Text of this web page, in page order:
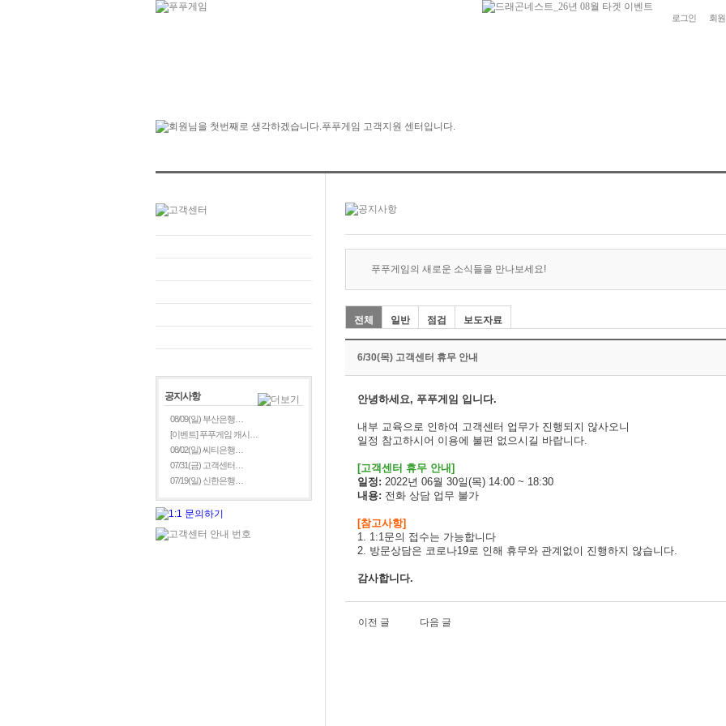
로그인 회
공지사항
08/09(일) 부산은행…
[이벤트] 푸푸게임 캐시…
08/02(일) 씨티은행…
07/31(금) 고객센터…
07/19(일) 신한은행…
푸푸게임의 새로운 소식들을 만나보세요!
전체 일반 점검 보도자료
6/30(목) 고객센터 휴무 안내
안녕하세요, 푸푸게임 입니다.
내부 교육으로 인하여 고객센터 업무가 진행되지 않사오니
일정 참고하시어 이용에 불편 없으시길 바랍니다.
[고객센터 휴무 안내]
일정: 2022년 06월 30일(목) 14:00 ~ 18:30
내용: 전화 상담 업무 불가
[참고사항]
1. 1:1문의 접수는 가능합니다
2. 방문상담은 코로나19로 인해 휴무와 관계없이 진행하지 않습니다.
감사합니다.
이전 글 다음 글